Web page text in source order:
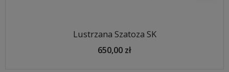
Lustrzana Szatoza SK
650,00 zł